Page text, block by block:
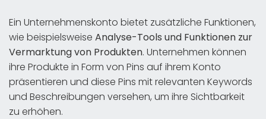
Ein Unternehmenskonto bietet zusätzliche Funktionen,
wie beispielsweise Analyse-Tools und Funktionen zur
Vermarktung von Produkten. Unternehmen können
ihre Produkte in Form von Pins auf ihrem Konto
präsentieren und diese Pins mit relevanten Keywords
und Beschreibungen versehen, um ihre Sichtbarkeit
zu erhöhen.